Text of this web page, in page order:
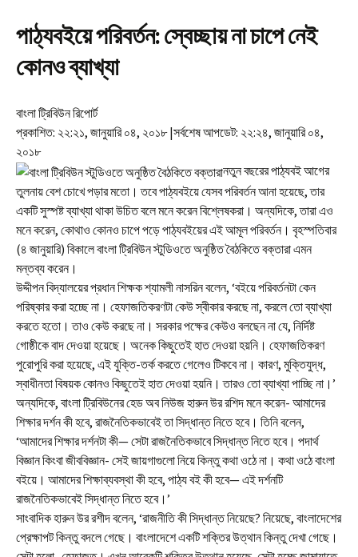
পাঠ্যবইয়ে পরিবর্তন: স্বেচ্ছায় না চাপে নেই
কোনও ব্যাখ্যা
বাংলা ট্রিবিউন রিপোর্ট
প্রকাশিত: ২২:২১, জানুয়ারি ০৪, ২০১৮|সর্বশেষ আপডেট: ২২:২৪, জানুয়ারি ০৪,
২০১৮
নতুন বছরের পাঠ্যবই আগের
তুলনায় বেশ চোখে পড়ার মতো। তবে পাঠ্যবইয়ে যেসব পরিবর্তন আনা হয়েছে, তার
একটি সুস্পষ্ট ব্যাখ্যা থাকা উচিত বলে মনে করেন বিশ্লেষকরা। অন্যদিকে, তারা এও
মনে করেন, কোথাও কোনও চাপে পড়ে পাঠ্যবইয়ের এই আমূল পরিবর্তন। বৃহস্পতিবার
(৪ জানুয়ারি) বিকালে বাংলা ট্রিবিউন স্টুডিওতে অনুষ্ঠিত বৈঠকিতে বক্তারা এমন
মন্তব্য করেন।
উদ্দীপন বিদ্যালয়ের প্রধান শিক্ষক শ্যামলী নাসরিন বলেন, ‘বইয়ে পরিবর্তনটা কেন
পরিষ্কার করা হচ্ছে না। হেফাজতিকরণটা কেউ স্বীকার করছে না, করলে তো ব্যাখ্যা
করতে হতো। তাও কেউ করছে না। সরকার পক্ষের কেউও বলছেন না যে, নির্দিষ্ট
গোষ্ঠীকে বাদ দেওয়া হয়েছে। অনেক কিছুতেই হাত দেওয়া হয়নি। হেফাজতিকরণ
পুরোপুরি করা হয়েছে, এই যুক্তি-তর্ক করতে গেলেও টিকবে না। কারণ, মুক্তিযুদ্ধ,
স্বাধীনতা বিষয়ক কোনও কিছুতেই হাত দেওয়া হয়নি। তারও তো ব্যাখ্যা পাচ্ছি না।’
অন্যদিকে, বাংলা ট্রিবিউনের হেড অব নিউজ হারুন উর রশিদ মনে করেন- আমাদের
শিক্ষার দর্শন কী হবে, রাজনৈতিকভাবেই তা সিদ্ধান্ত নিতে হবে। তিনি বলেন,
‘আমাদের শিক্ষার দর্শনটা কী— সেটা রাজনৈতিকভাবে সিদ্ধান্ত নিতে হবে। পদার্থ
বিজ্ঞান কিংবা জীববিজ্ঞান- সেই জায়গাগুলো নিয়ে কিন্তু কথা ওঠে না। কথা ওঠে বাংলা
বইয়ে। আমাদের শিক্ষাব্যবস্থা কী হবে, পাঠ্য বই কী হবে— এই দর্শনটি
রাজনৈতিকভাবেই সিদ্ধান্ত নিতে হবে।’
সাংবাদিক হারুন উর রশীদ বলেন, ‘রাজনীতি কী সিদ্ধান্ত নিয়েছে? নিয়েছে, বাংলাদেশের
প্রেক্ষাপট কিন্তু বদলে গেছে। বাংলাদেশে একটি শক্তির উত্থান কিন্তু দেখা গেছে।